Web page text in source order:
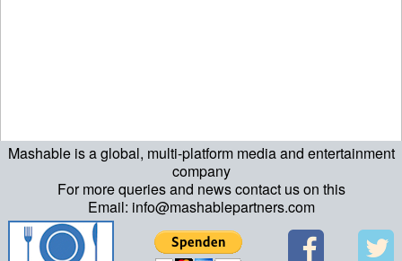
Mashable is a global, multi-platform media and entertainment
company
For more queries and news contact us on this
Email: info@mashablepartners.com